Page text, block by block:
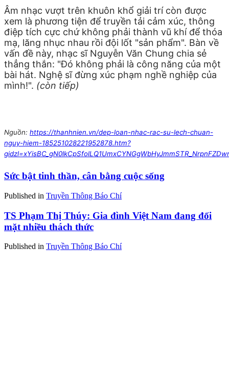
Âm nhạc vượt trên khuôn khổ giải trí còn được
xem là phương tiện để truyền tải cảm xúc, thông
điệp tích cực chứ không phải thành vũ khí để thóa
mạ, lăng nhục nhau rồi đội lốt "sản phẩm". Bàn về
vấn đề này, nhạc sĩ Nguyễn Văn Chung chia sẻ
thẳng thắn: "Đó không phải là công năng của một
bài hát. Nghệ sĩ đừng xúc phạm nghề nghiệp của
mình!". (còn tiếp)
Nguồn: https://thanhnien.vn/dep-loan-nhac-rac-su-lech-chuan-
nguy-hiem-185251028221952878.htm?
Sức bật tinh thần, cân bằng cuộc sống
Published in Truyền Thông Báo Chí
TS Phạm Thị Thúy: Gia đình Việt Nam đang đối
mặt nhiều thách thức
Published in Truyền Thông Báo Chí